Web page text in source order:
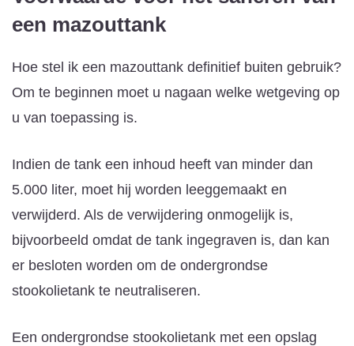
een mazouttank
Hoe stel ik een mazouttank definitief buiten gebruik?
Om te beginnen moet u nagaan welke wetgeving op
u van toepassing is.
Indien de tank een inhoud heeft van minder dan
5.000 liter, moet hij worden leeggemaakt en
verwijderd. Als de verwijdering onmogelijk is,
bijvoorbeeld omdat de tank ingegraven is, dan kan
er besloten worden om de ondergrondse
stookolietank te neutraliseren.
Een ondergrondse stookolietank met een opslag